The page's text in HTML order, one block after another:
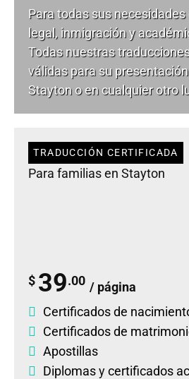
Para todas sus necesidades
legal, inmigración y
Todas nuestras
válidas para su
Stayton o en cualquier otro
TRADUCCIÓN CERTIFICADA
Para familias en Stayton
$ 39.00 / página
Certificados de
Certificados de
Apostillas
Diplomasycertificados